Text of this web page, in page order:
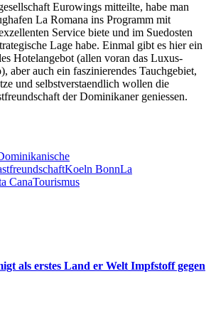
Eurowings mitteilte, habe man
La Romana ins Programm mit
Service biete und im Suedosten
Lage habe. Einmal gibt es hier ein
Hotelangebot (allen voran das Luxus-
aber auch ein faszinierendes Tauchgebiet,
und selbstverstaendlich wollen die
der Dominikaner geniessen.
Koeln BonnLa
CanaTourismus
als erstes Land er Welt Impfstoff gegen